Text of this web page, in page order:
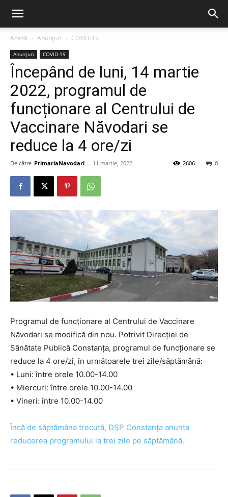
Acasă Anunțuri COVID-19
Anunțuri COVID-19
Începând de luni, 14 martie
2022, programul de
funcționare al Centrului de
Vaccinare Năvodari se
reduce la 4 ore/zi
De către PrimariaNavodari - 11 martie, 2022 0
2606
Programul de funcționare al Centrului de Vaccinare
Năvodari se modifică din nou. Potrivit Direcției de
Sănătate Publică Constanța, programul de funcționare se
reduce la 4 ore/zi, în următoarele trei zile/săptămână:
• Luni: între orele 10.00-14.00
• Miercuri: între orele 10.00-14.00
• Vineri: între 10.00-14.00
Încă de săptămâna trecută, DSP Constanța anunța
reducerea programului la trei zile pe săptămână.